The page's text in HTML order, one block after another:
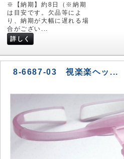
※【納期】約8日（※納期
は目安です。欠品等によ
り、納期が大幅に遅れる場
合がござい...
詳しく
8-6687-03 視楽楽ヘッ...